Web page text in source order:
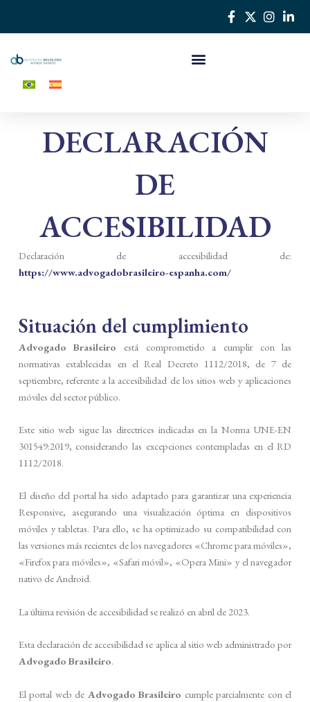
DECLARACIÓN
DE
ACCESIBILIDAD
Declaración de accesibilidad de:
https://www.advogadobrasileiro-espanha.com/
Situación del cumplimiento
Advogado Brasileiro está comprometido a cumplir con las
normativas establecidas en el Real Decreto 1112/2018, de 7 de
septiembre, referente a la accesibilidad de los sitios web y aplicaciones
móviles del sector público.
Este sitio web sigue las directrices indicadas en la Norma UNE-EN
301549:2019, considerando las excepciones contempladas en el RD
1112/2018.
El diseño del portal ha sido adaptado para garantizar una experiencia
Responsive, asegurando una visualización óptima en dispositivos
móviles y tabletas. Para ello, se ha optimizado su compatibilidad con
las versiones más recientes de los navegadores «Chrome para móviles»,
«Firefox para móviles», «Safari móvil», «Opera Mini» y el navegador
nativo de Android.
La última revisión de accesibilidad se realizó en abril de 2023.
Esta declaración de accesibilidad se aplica al sitio web administrado por
Advogado Brasileiro.
El portal web de Advogado Brasileiro cumple parcialmente con el